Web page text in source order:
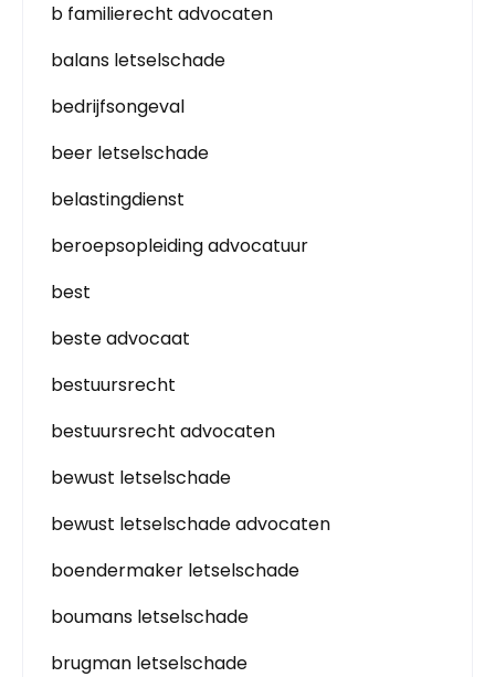
b familierecht advocaten
balans letselschade
bedrijfsongeval
beer letselschade
belastingdienst
beroepsopleiding advocatuur
best
beste advocaat
bestuursrecht
bestuursrecht advocaten
bewust letselschade
bewust letselschade advocaten
boendermaker letselschade
boumans letselschade
brugman letselschade